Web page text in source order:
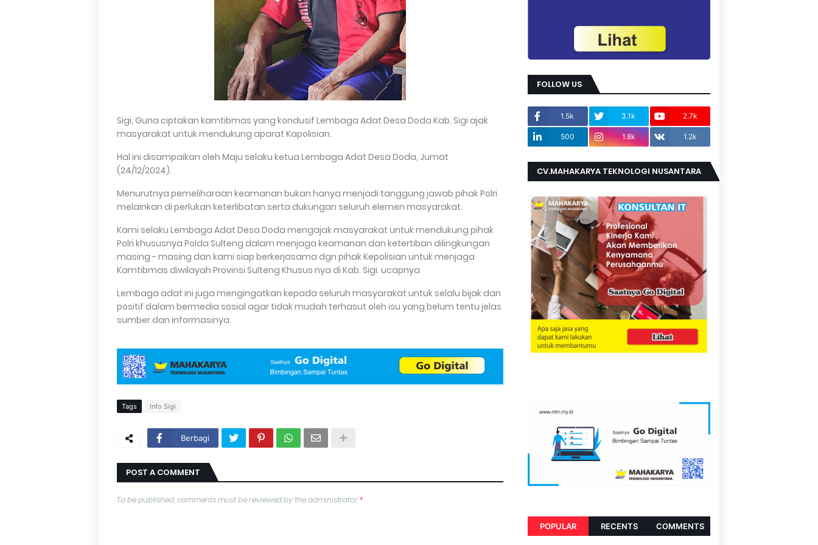
Sigi, Guna ciptakan kamtibmas yang kondusif Lembaga Adat Desa Doda Kab. Sigi ajak
masyarakat untuk mendukung aparat Kapolisian.
Hal ini disampaikan oleh Maju selaku ketua Lembaga Adat Desa Doda, Jumat
(24/12/2024).
Menurutnya pemeliharaan keamanan bukan hanya menjadi tanggung jawab pihak Polri
melainkan di perlukan keterlibatan serta dukungan seluruh elemen masyarakat.
Kami selaku Lembaga Adat Desa Doda mengajak masyarakat untuk mendukung pihak
Polri khususnya Polda Sulteng dalam menjaga keamanan dan ketertiban dilingkungan
masing - masing dan kami siap berkerjasama dgn pihak Kepolisian untuk menjaga
Kamtibmas diwilayah Provinsi Sulteng Khusus nya di Kab. Sigi. ucapnya
Lembaga adat ini juga mengingatkan kepada seluruh masyarakat untuk selalu bijak dan
positif dalam bermedia sosial agar tidak mudah terhasut oleh isu yang belum tentu jelas
sumber dan informasinya.
Tags Info Sigi
Berbagi
POST A COMMENT
To be published, comments must be reviewed by the administrator*
FOLLOW US
1.5k 3.1k 2.7k
500 1.8k 1.2k
CV.MAHAKARYA TEKNOLOGI NUSANTARA
POPULAR RECENTS COMMENTS